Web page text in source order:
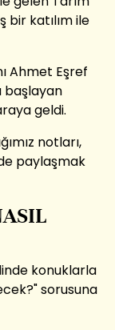
bir katılım ile
Ahmet Eşref
başlayan
geldi.
notları,
paylaşmak
konuklarla
sorusuna